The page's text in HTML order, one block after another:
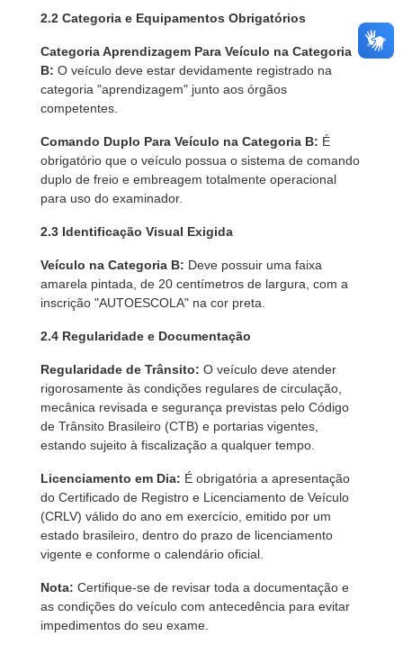
2.2 Categoria e Equipamentos Obrigatórios
Categoria Aprendizagem Para Veículo na Categoria
B: O veículo deve estar devidamente registrado na
categoria "aprendizagem" junto aos órgãos
competentes.
Comando Duplo Para Veículo na Categoria B: É
obrigatório que o veículo possua o sistema de comando
duplo de freio e embreagem totalmente operacional
para uso do examinador.
2.3 Identificação Visual Exigida
Veículo na Categoria B: Deve possuir uma faixa
amarela pintada, de 20 centímetros de largura, com a
inscrição "AUTOESCOLA" na cor preta.
2.4 Regularidade e Documentação
Regularidade de Trânsito: O veículo deve atender
rigorosamente às condições regulares de circulação,
mecânica revisada e segurança previstas pelo Código
de Trânsito Brasileiro (CTB) e portarias vigentes,
estando sujeito à fiscalização a qualquer tempo.
Licenciamento em Dia: É obrigatória a apresentação
do Certificado de Registro e Licenciamento de Veículo
(CRLV) válido do ano em exercício, emitido por um
estado brasileiro, dentro do prazo de licenciamento
vigente e conforme o calendário oficial.
Nota: Certifique-se de revisar toda a documentação e
as condições do veículo com antecedência para evitar
impedimentos do seu exame.